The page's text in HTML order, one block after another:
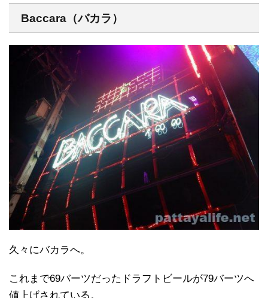
Baccara（バカラ）
久々にバカラへ。
これまで69バーツだったドラフトビールが79バーツへ
値上げされている。